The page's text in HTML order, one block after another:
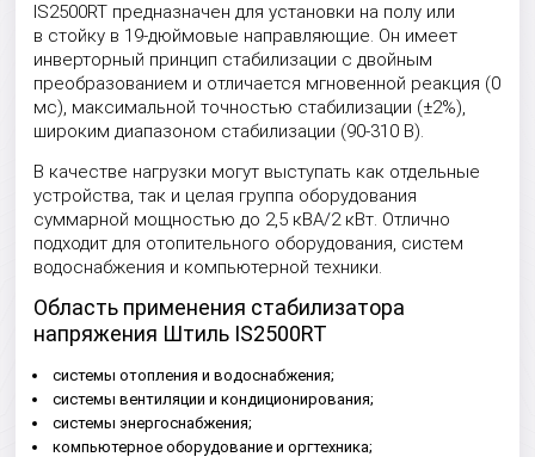
IS2500RT предназначен для установки на полу или
в стойку в 19-дюймовые направляющие. Он имеет
инверторный принцип стабилизации с двойным
преобразованием и отличается мгновенной реакция (0
мс), максимальной точностью стабилизации (±2%),
широким диапазоном стабилизации (90-310 В).
В качестве нагрузки могут выступать как отдельные
устройства, так и целая группа оборудования
суммарной мощностью до 2,5 кВА/2 кВт. Отлично
подходит для отопительного оборудования, систем
водоснабжения и компьютерной техники.
Область применения стабилизатора
напряжения Штиль IS2500RT
системы отопления и водоснабжения;
системы вентиляции и кондиционирования;
системы энергоснабжения;
компьютерное оборудование и оргтехника;